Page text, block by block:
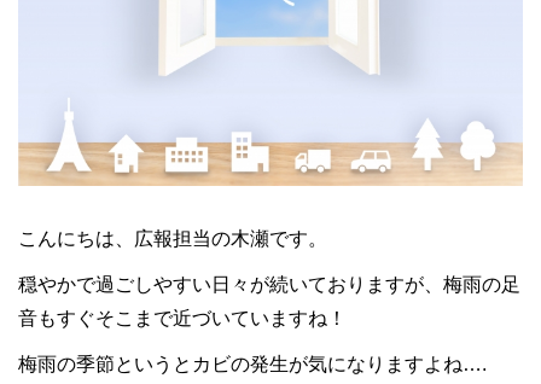
こんにちは、広報担当の木瀬です。
穏やかで過ごしやすい日々が続いておりますが、梅雨の足
音もすぐそこまで近づいていますね！
梅雨の季節というとカビの発生が気になりますよね….